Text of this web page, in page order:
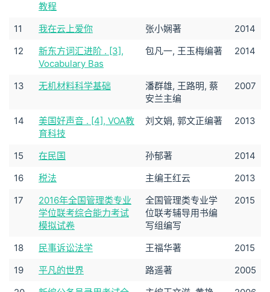
教程
11 我在云上爱你 张小娴著
2014
12
新东方词汇进阶 . [3],
Vocabulary Bas
包凡一, 王玉梅编著 2014
13 无机材料科学基础
潘群雄, 王路明, 蔡
安兰主编
2007
14
美国好声音 . [4], VOA教
育科技
刘文娟, 郭文正编著 2013
15 在民国 孙郁著
2014
16
税法 主编王红云
2013
17
2016年全国管理类专业
学位联考综合能力考试
模拟试卷
全国管理类专业学
位联考辅导用书编
写组编写
2015
18 民事诉讼法学 王福华著
2015
19
平凡的世界 路遥著
2005